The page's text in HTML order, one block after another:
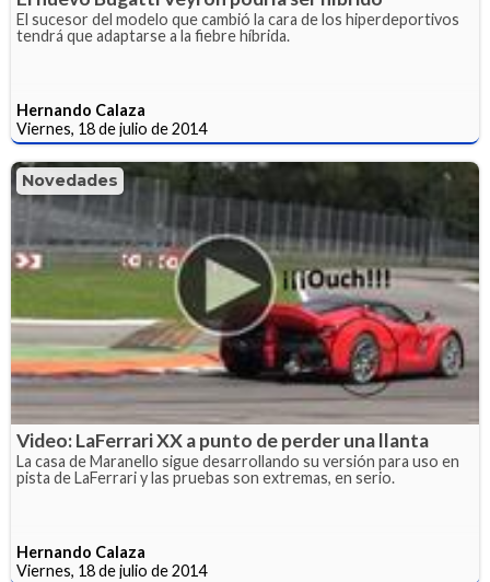
El sucesor del modelo que cambió la cara de los hiperdeportivos
tendrá que adaptarse a la fiebre híbrida.
Hernando Calaza
Viernes, 18 de julio de 2014
Novedades
Video: LaFerrari XX a punto de perder una llanta
La casa de Maranello sigue desarrollando su versión para uso en
pista de LaFerrari y las pruebas son extremas, en serio.
Hernando Calaza
Viernes, 18 de julio de 2014